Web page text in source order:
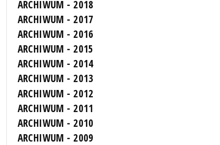
ARCHIWUM - 2018
ARCHIWUM - 2017
ARCHIWUM - 2016
ARCHIWUM - 2015
ARCHIWUM - 2014
ARCHIWUM - 2013
ARCHIWUM - 2012
ARCHIWUM - 2011
ARCHIWUM - 2010
ARCHIWUM - 2009